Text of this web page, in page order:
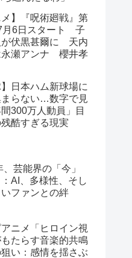
メ】『呪術廻戦』第
月6日スタート 子
が伏黒甚爾に 天内
永瀬アンナ 櫻井孝
】日本ハム新球場に
まらない…数字で見
300万人動員」目
酷すぎる現実
、芸能界の「今」
AI、多様性、そし
ファンとの絆
ニメ「ヒロイン視
たらす音楽的共鳴
い：感情を揺さぶ